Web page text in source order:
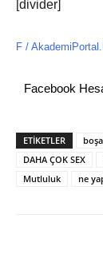
[divider]
F /
Facebook
ETİKETLER
DAHA ÇOK SEX
Mutluluk
ne